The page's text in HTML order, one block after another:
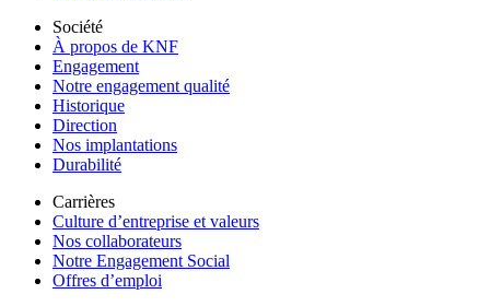
Société
À propos de KNF
Engagement
Notre engagement qualité
Historique
Direction
Nos implantations
Durabilité
Carrières
Culture d’entreprise et valeurs
Nos collaborateurs
Notre Engagement Social
Offres d’emploi